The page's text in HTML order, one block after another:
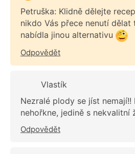
Petruška: Klidně dělejte
nikdo Vás přece nenutí dělat
nabídla jinou alternativu
Odpovědět
Vlastík
Nezralé plody se jíst nemají!!
nehořkne, jedině s nekvalitní
Odpovědět